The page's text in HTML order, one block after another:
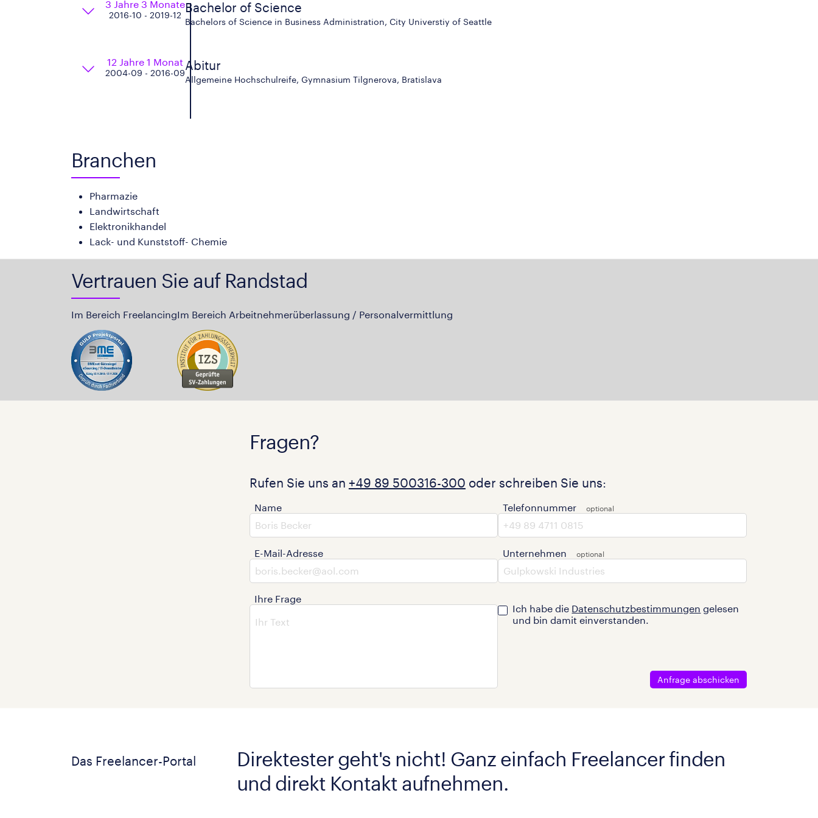
3 Jahre 3 Monate
2016-10 - 2019-12
Bachelor of Science
Bachelors of Science in Business Administration, City Universtiy of Seattle
12 Jahre 1 Monat
2004-09 - 2016-09
Abitur
Allgemeine Hochschulreife, Gymnasium Tilgnerova, Bratislava
Branchen
Pharmazie
Landwirtschaft
Elektronikhandel
Lack- und Kunststoff- Chemie
Vertrauen Sie auf Randstad
Im Bereich FreelancingIm Bereich Arbeitnehmerüberlassung / Personalvermittlung
Fragen?
Rufen Sie uns an +49 89 500316-300 oder schreiben Sie uns:
Name
E-Mail-Adresse
Ihre Frage
Telefonnummer
Unternehmen
Ich habe die Datenschutzbestimmungen gelesen
und bin damit einverstanden.
Anfrage abschicken
Das Freelancer-Portal
Direktester geht's nicht! Ganz einfach Freelancer finden
und direkt Kontakt aufnehmen.